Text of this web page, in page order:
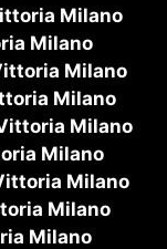
Milano
Milano
Milano
Milano
Milano
Milano
Milano
Milano
Milano